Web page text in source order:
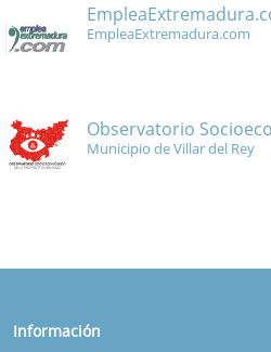
EmpleaExtremadura.com
Observatorio
Municipio de Villar del Rey
Información